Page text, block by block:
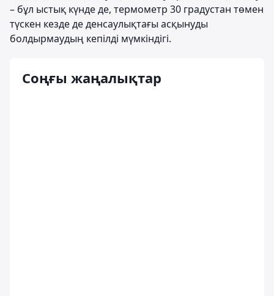
– бұл ыстық күнде де, термометр 30 градустан төмен
түскен кезде де денсаулықтағы асқынуды
болдырмаудың кепілді мүмкіндігі.
Соңғы жаңалықтар